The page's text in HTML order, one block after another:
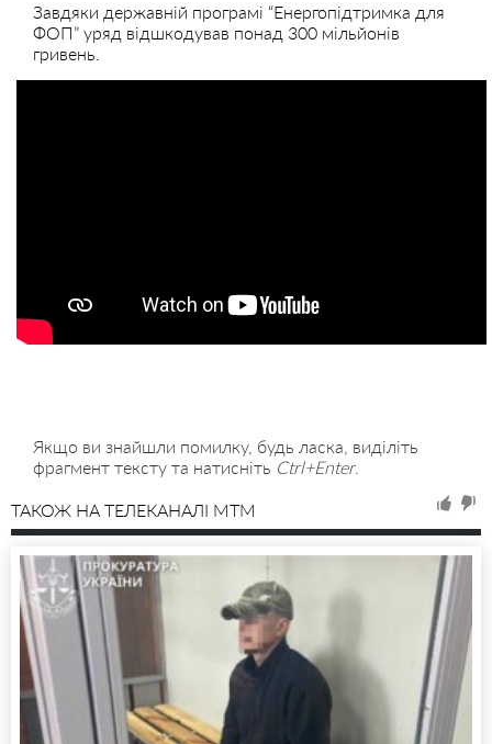
Завдяки державній програмі “Енергопідтримка для
ФОП” уряд відшкодував понад 300 мільйонів
гривень.
Якщо ви знайшли помилку, будь ласка, виділіть
фрагмент тексту та натисніть Ctrl+Enter.
ТАКОЖ НА ТЕЛЕКАНАЛІ MTM